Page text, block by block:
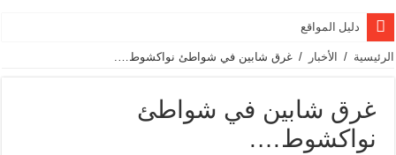
دليل المواقع
الرئيسية / الأخبار / غرق شابين في شواطئ نواكشوط….
غرق شابين في شواطئ
نواكشوط….